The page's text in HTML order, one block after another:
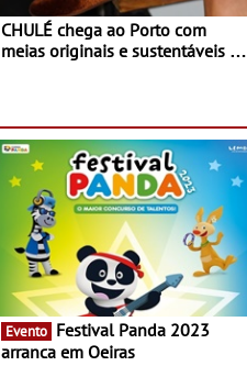
CHULÉ chega ao Porto com
meias originais e sustentáveis - A
Evento
arranca em Oeiras